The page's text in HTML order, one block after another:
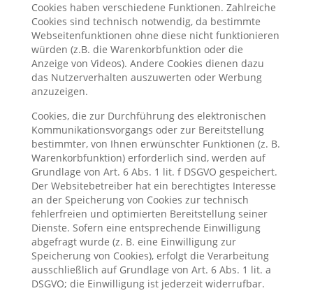
Cookies haben verschiedene Funktionen. Zahlreiche
Cookies sind technisch notwendig, da bestimmte
Webseitenfunktionen ohne diese nicht funktionieren
würden (z.B. die Warenkorbfunktion oder die
Anzeige von Videos). Andere Cookies dienen dazu
das Nutzerverhalten auszuwerten oder Werbung
anzuzeigen.
Cookies, die zur Durchführung des elektronischen
Kommunikationsvorgangs oder zur Bereitstellung
bestimmter, von Ihnen erwünschter Funktionen (z. B.
Warenkorbfunktion) erforderlich sind, werden auf
Grundlage von Art. 6 Abs. 1 lit. f DSGVO gespeichert.
Der Websitebetreiber hat ein berechtigtes Interesse
an der Speicherung von Cookies zur technisch
fehlerfreien und optimierten Bereitstellung seiner
Dienste. Sofern eine entsprechende Einwilligung
abgefragt wurde (z. B. eine Einwilligung zur
Speicherung von Cookies), erfolgt die Verarbeitung
ausschließlich auf Grundlage von Art. 6 Abs. 1 lit. a
DSGVO; die Einwilligung ist jederzeit widerrufbar.